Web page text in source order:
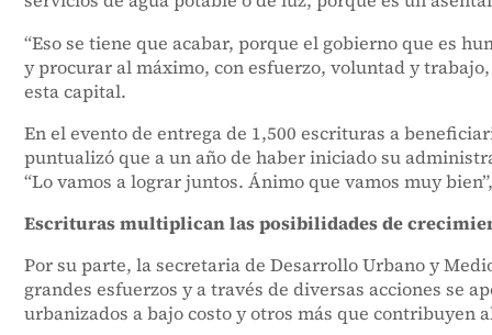
“Eso se tiene que acabar, porque el gobierno que es
y procurar al máximo, con esfuerzo, voluntad y
esta capital.
En el evento de entrega de 1,500 escrituras a
puntualizó que a un año de haber iniciado su
“Lo vamos a lograr juntos. Ánimo que vamos muy
Escrituras multiplican las posibilidades de
Por su parte, la secretaria de Desarrollo Urbano y
grandes esfuerzos y a través de diversas acciones se
urbanizados a bajo costo y otros más que contribuyen